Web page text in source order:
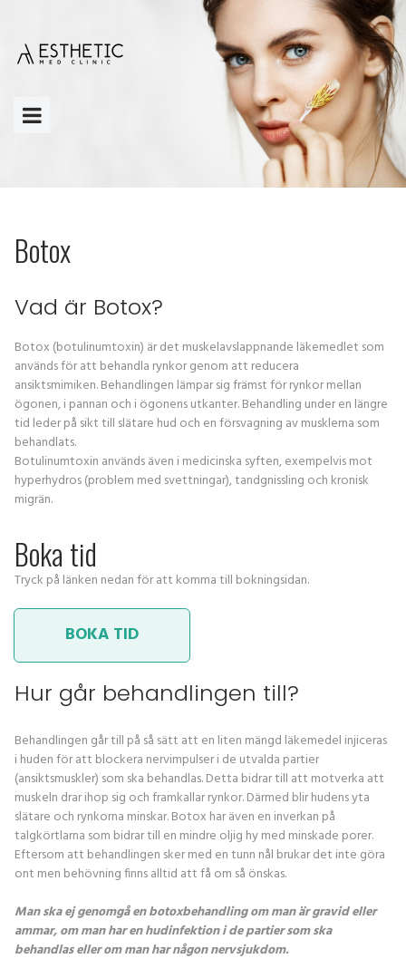
Botox
Vad är Botox?
Botox (botulinumtoxin) är det muskelavslappnande läkemedlet som
används för att behandla rynkor genom att reducera
ansiktsmimiken. Behandlingen lämpar sig främst för rynkor mellan
ögonen, i pannan och i ögonens utkanter. Behandling under en längre
tid leder på sikt till slätare hud och en försvagning av musklerna som
behandlats.
Botulinumtoxin används även i medicinska syften, exempelvis mot
hyperhydros (problem med svettningar), tandgnissling och kronisk
migrän.
Boka tid
Tryck på länken nedan för att komma till bokningsidan.
BOKA TID
Hur går behandlingen till?
Behandlingen går till på så sätt att en liten mängd läkemedel injiceras
i huden för att blockera nervimpulser i de utvalda partier
(ansiktsmuskler) som ska behandlas. Detta bidrar till att motverka att
muskeln drar ihop sig och framkallar rynkor. Därmed blir hudens yta
slätare och rynkorna minskar. Botox har även en inverkan på
talgkörtlarna som bidrar till en mindre oljig hy med minskade porer.
Eftersom att behandlingen sker med en tunn nål brukar det inte göra
ont men behövning finns alltid att få om så önskas.
Man ska ej genomgå en botoxbehandling om man är gravid eller
ammar, om man har en hudinfektion i de partier som ska
behandlas eller om man har någon nervsjukdom.